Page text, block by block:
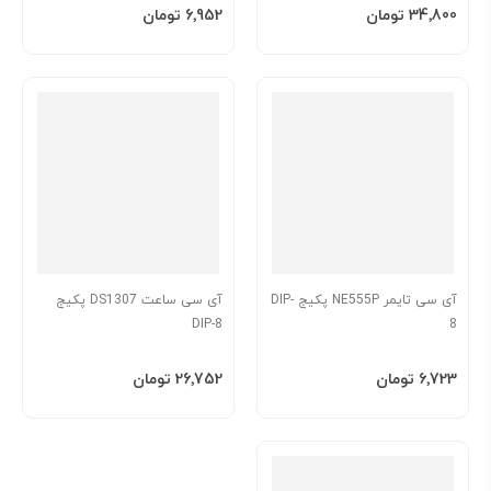
‎34٬800 تومان
افزودن به سبد ‎6٬952 تومان
افزودن به سبد
آی سی تایمر NE555P پکیج DIP-
8
‎6٬723 تومان
افزودن به سبد
آی سی ساعت DS1307 پکیج
DIP-8
‎26٬752 تومان
افزودن به سبد